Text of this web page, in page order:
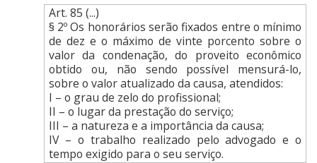
Art. 85 (...)
§ 2º Os honorários serão fixados entre o mínimo
de dez e o máximo de vinte porcento sobre o
valor da condenação, do proveito econômico
obtido ou, não sendo possível mensurá-lo,
sobre o valor atualizado da causa, atendidos:
I – o grau de zelo do profissional;
II – o lugar da prestação do serviço;
III – a natureza e a importância da causa;
IV – o trabalho realizado pelo advogado e o
tempo exigido para o seu serviço.